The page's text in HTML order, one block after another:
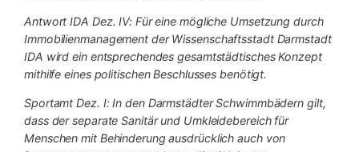
Antwort IDA Dez. IV: Für eine mögliche Umsetzung durch
Immobilienmanagement der Wissenschaftsstadt Darmstadt
IDA wird ein entsprechendes gesamtstädtisches Konzept
mithilfe eines politischen Beschlusses benötigt.
Sportamt Dez. I: In den Darmstädter Schwimmbädern gilt,
dass der separate Sanitär und Umkleidebereich für
Menschen mit Behinderung ausdrücklich auch von